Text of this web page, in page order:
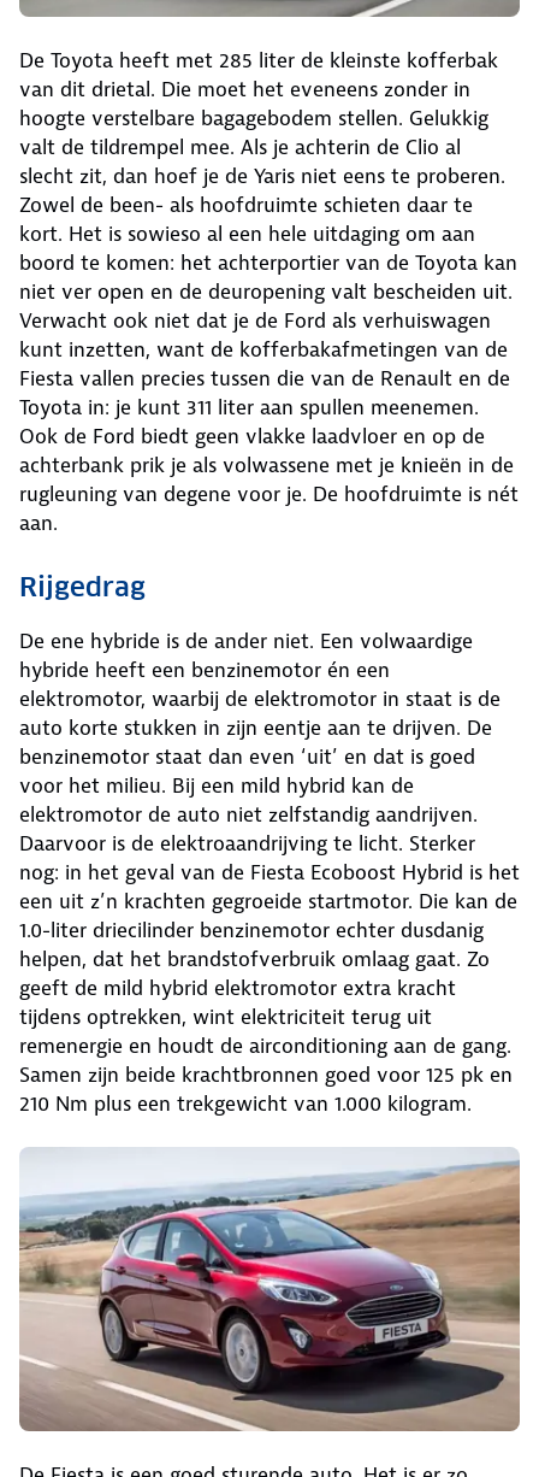
De Toyota heeft met 285 liter de kleinste kofferbak
van dit drietal. Die moet het eveneens zonder in
hoogte verstelbare bagagebodem stellen. Gelukkig
valt de tildrempel mee. Als je achterin de Clio al
slecht zit, dan hoef je de Yaris niet eens te proberen.
Zowel de been- als hoofdruimte schieten daar te
kort. Het is sowieso al een hele uitdaging om aan
boord te komen: het achterportier van de Toyota kan
niet ver open en de deuropening valt bescheiden uit.
Verwacht ook niet dat je de Ford als verhuiswagen
kunt inzetten, want de kofferbakafmetingen van de
Fiesta vallen precies tussen die van de Renault en de
Toyota in: je kunt 311 liter aan spullen meenemen.
Ook de Ford biedt geen vlakke laadvloer en op de
achterbank prik je als volwassene met je knieën in de
rugleuning van degene voor je. De hoofdruimte is nét
aan.
Rijgedrag
De ene hybride is de ander niet. Een volwaardige
hybride heeft een benzinemotor én een
elektromotor, waarbij de elektromotor in staat is de
auto korte stukken in zijn eentje aan te drijven. De
benzinemotor staat dan even ‘uit’ en dat is goed
voor het milieu. Bij een mild hybrid kan de
elektromotor de auto niet zelfstandig aandrijven.
Daarvoor is de elektroaandrijving te licht. Sterker
nog: in het geval van de Fiesta Ecoboost Hybrid is het
een uit z’n krachten gegroeide startmotor. Die kan de
1.0-liter driecilinder benzinemotor echter dusdanig
helpen, dat het brandstofverbruik omlaag gaat. Zo
geeft de mild hybrid elektromotor extra kracht
tijdens optrekken, wint elektriciteit terug uit
remenergie en houdt de airconditioning aan de gang.
Samen zijn beide krachtbronnen goed voor 125 pk en
210 Nm plus een trekgewicht van 1.000 kilogram.